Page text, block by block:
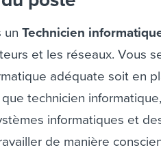
unTechnicien
et les réseaux. Vous
adéquate soit en
technicien
informatiques et
de manière